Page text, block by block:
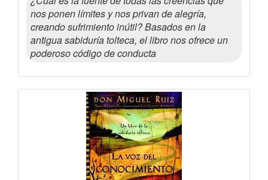
nos ponen límites y nos privan de alegría,
creando sufrimiento inútil? Basados en la
antigua sabiduría tolteca, el libro nos ofrece un
poderoso código de conducta